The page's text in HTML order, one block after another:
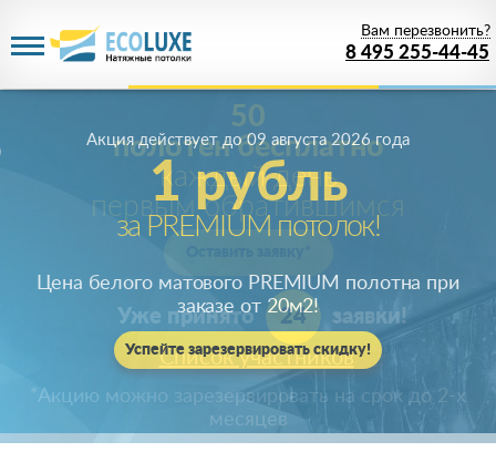
8 495 255-44-45
Вам перезвонить?
1 рубль
за PREMIUM потолок!
Акция действуетдо 09 августа 2026 года
Цена белого матового PREMIUM полотна при
заказе от 20м2!
Успейте зарезервировать скидку!